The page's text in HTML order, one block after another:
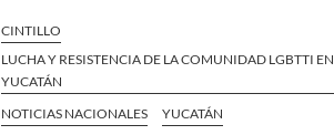
CINTILLO
LUCHA Y RESISTENCIA DE LA COMUNIDAD LGBTTI EN
YUCATÁN
NOTICIAS NACIONALES
YUCATÁN